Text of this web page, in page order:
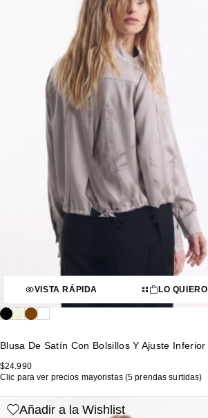
VISTA RÁPIDA LO QUIERO
Blusa De Satín Con Bolsillos Y Ajuste Inferior
$24.990
Clic para ver precios mayoristas (5 prendas surtidas)
Añadir a la Wishlist